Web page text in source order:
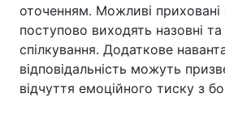
оточенням. Можливі приховані
поступово виходять назовні
спілкування. Додаткове
відповідальність можуть
відчуття емоційного тиску з